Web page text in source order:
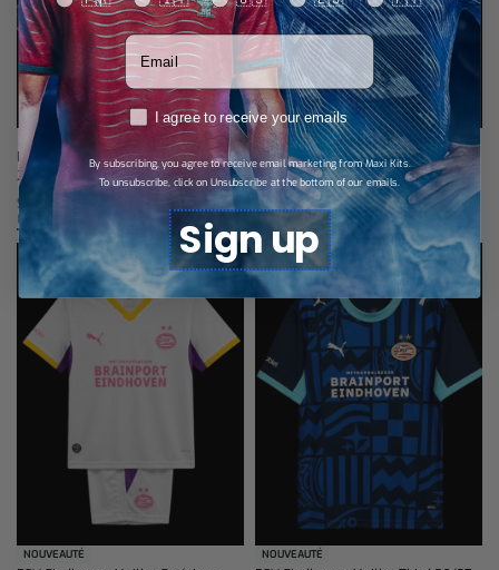
PSV Eindhoven Maillot Avant-Macth
26/27
$
Choix des options
PSV Eindhoven Maillot Extérieur
26/27
$28,79
Choix des options
NOUVEAUTÉ NOUVEAUTÉ
Votre adresse email
RGPDI agree to receive your emails
By subscribing, you agree to receive email marketing from Maxi Kits.
To unsubscribe, click on Unsubscribe at the bottom of our emails.
Sign up